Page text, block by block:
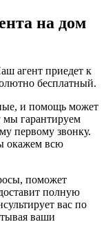
на дом
агент приедет к
бесплатный.
и помощь может
мы гарантируем
первому звонку.
окажем всю
поможет
полную
вас по
ваши